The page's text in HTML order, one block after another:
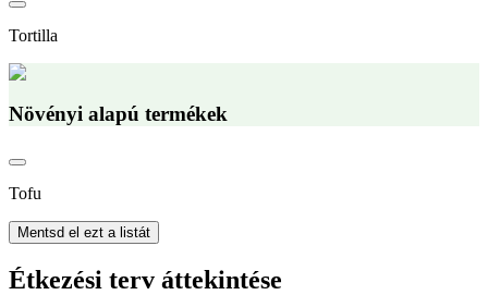
Tortilla
Növényi alapú termékek
Tofu
Mentsd el ezt a listát
Étkezési terv áttekintése